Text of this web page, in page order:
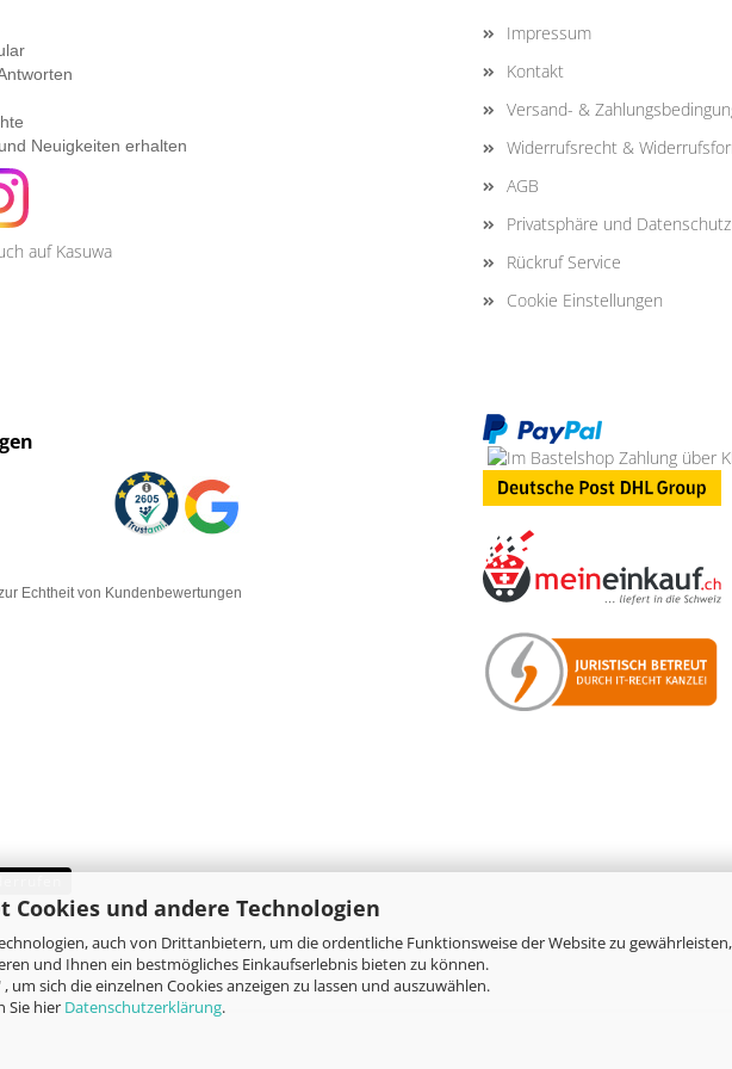
Cookies und andere Technologien
auch von Drittanbietern, um die ordentliche Funktionsweise der Website zu
und Ihnen ein bestmögliches Einkaufserlebnis bieten zu können.
um sich die einzelnen Cookies anzeigen zu lassen und auszuwählen.
Sie hier Datenschutzerklärung.
Neuigkeiten erhalten
Impressum
Kontakt
Versand- &
Widerrufsrecht &
AGB
Privatsphäre und Datenschutz
Rückruf Service
Cookie Einstellungen
Echtheit von Kundenbewertungen
Online-Shopby Gambio.de © 2026